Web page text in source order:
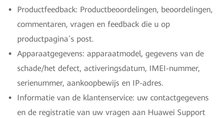
Productfeedback: Productbeoordelingen, beoordelingen,
commentaren, vragen en feedback die u op
productpagina´s post.
Apparaatgegevens: apparaatmodel, gegevens van de
schade/het defect, activeringsdatum, IMEI-nummer,
serienummer, aankoopbewijs en IP-adres.
Informatie van de klantenservice: uw contactgegevens
en de registratie van uw vragen aan Huawei Support